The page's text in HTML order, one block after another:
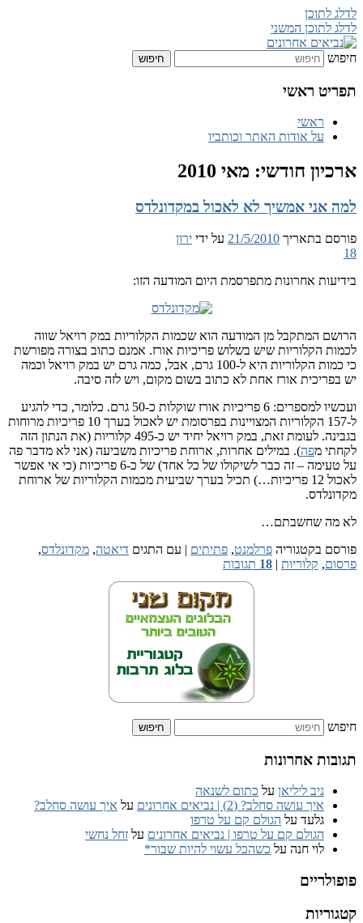
לדלג לתוכן
לדלג לתוכן המשני
נביאים אחרונים
חיפוש
תפריט ראשי
ראשי
על אודות האתר וכותביו
ארכיון חודשי: מאי 2010
למה אני אמשיך לא לאכול במקדונלדס
פורסם בתאריך 21/5/2010 על ידי ירון
18
בידיעות אחרונות מתפרסמת היום המודעה הזו:
הרושם המתקבל מן המודעה הוא שכמות הקלוריות במק רויאל שווה
לכמות הקלוריות שיש בשלוש פריכיות אורז. אמנם כתוב בצורה מפורשת
כי כמות הקלוריות היא ל-100 גרם, אבל, כמה גרם יש במק רויאל וכמה
יש בפריכית אורז אחת לא כתוב בשום מקום, ויש לזה סיבה.
ועכשיו למספרים: 6 פריכיות אורז שוקלות כ-50 גרם. כלומר, כדי להגיע
ל-157 הקלוריות המצויינות בפרסומת יש לאכול בערך 10 פריכיות מרוחות
בגבינה. לעומת זאת, במק רויאל יחיד יש כ-495 קלוריות (את הנתון הזה
לקחתי מפה). במילים אחרות, ארוחת פריכיות משביעה (אני לא מדבר פה
על טעימה – זה כבר לשיקולו של כל אחד) של כ-6 פריכיות (כי אי אפשר
לאכול 12 פריכיות…) תכיל בערך שביעית מכמות הקלוריות של ארוחת
מקדונלדס.
לא מה שחשבתם…
פורסם בקטגוריה פרלמנט, פתיתים | עם התגים דיאטה, מקדונלדס,
פרסום, קלוריות |
18 תגובות
חיפוש
תגובות אחרונות
ניב ליליאן על כתום לשנאה
איך עושה סחלב? (2) | נביאים אחרונים
על איך עושה סחלב?
גלעד על הגולם קם על טרפו
הגולם קם על טרפו | נביאים אחרונים על זחל נחשי
לוי חנה על כשהכל עשוי להיות שבור*
פופולריים
קטגוריות